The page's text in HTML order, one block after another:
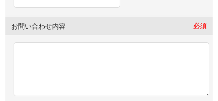
お問い合わせ内容 必須